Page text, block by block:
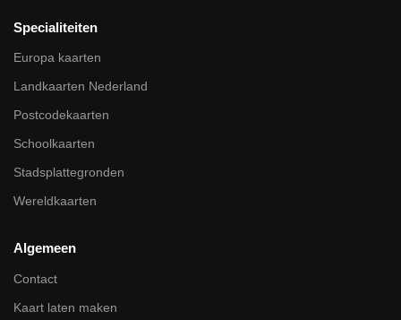
Specialiteiten
Europa kaarten
Landkaarten Nederland
Postcodekaarten
Schoolkaarten
Stadsplattegronden
Wereldkaarten
Algemeen
Contact
Kaart laten maken